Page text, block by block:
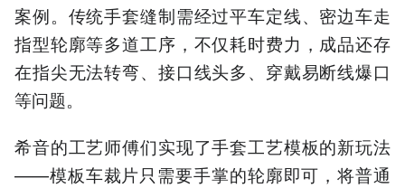
案例。传统手套缝制需经过平车定线、密边车走
指型轮廓等多道工序，不仅耗时费力，成品还存
在指尖无法转弯、接口线头多、穿戴易断线爆口
等问题。
希音的工艺师傅们实现了手套工艺模板的新玩法
——模板车裁片只需要手掌的轮廓即可，将普通